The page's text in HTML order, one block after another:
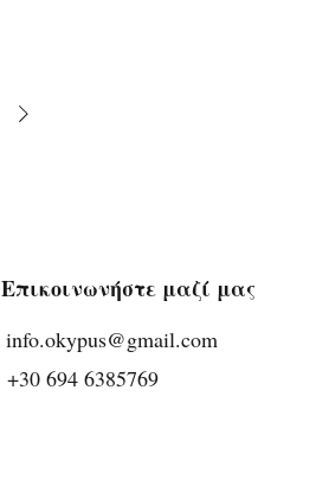
Επικοινωνήστε μαζί μας
info.okypus@gmail.com
+30 694 6385769